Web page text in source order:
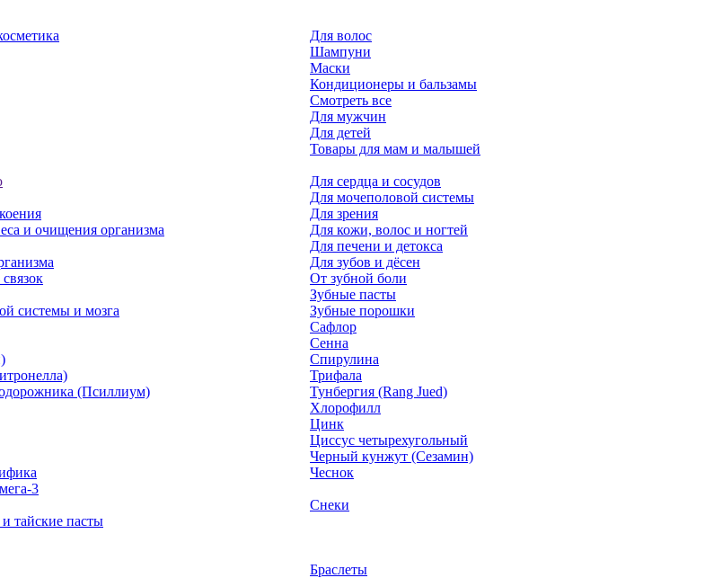
Для волос
Шампуни
Маски
Кондиционеры и бальзамы
Смотреть все
Для мужчин
Для детей
Товары для мам и малышей
и очищения организма
системы и мозга
Для сердца и сосудов
Для мочеполовой системы
Для зрения
Для кожи, волос и ногтей
Для печени и детокса
Для зубов и дёсен
От зубной боли
Зубные пасты
Зубные порошки
(Псиллиум)
3
Сафлор
Сенна
Спирулина
Трифала
Тунбергия (Rang Jued)
Хлорофилл
Цинк
Циссус четырехугольный
Черный кунжут (Сезамин)
Чеснок
тайские пасты
Снеки
Браслеты